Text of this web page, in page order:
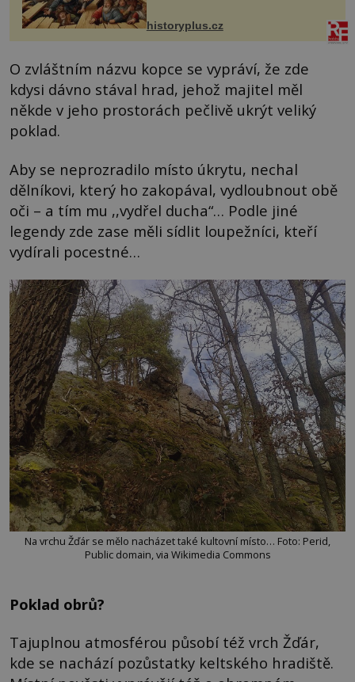
VI. do Erfurtu, aby se stal
prostředníkem při řešení sporu m...
historyplus.cz
O zvláštním názvu kopce se vypráví, že zde
kdysi dávno stával hrad, jehož majitel měl
někde v jeho prostorách pečlivě ukrýt veliký
poklad.
Aby se neprozradilo místo úkrytu, nechal
dělníkovi, který ho zakopával, vydloubnout obě
oči – a tím mu ,,vydřel ducha“… Podle jiné
legendy zde zase měli sídlit loupežníci, kteří
vydírali pocestné…
Na vrchu Žďár se mělo nacházet také kultovní místo… Foto: Perid,
Public domain, via Wikimedia Commons
Poklad obrů?
Tajuplnou atmosférou působí též vrch Žďár,
kde se nachází pozůstatky keltského hradiště.